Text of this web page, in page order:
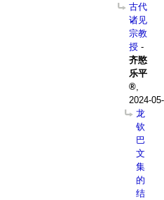
古代
诸见
宗教
授 -
齐愍
乐平
2024-
龙
钦
巴
文
集
的
结